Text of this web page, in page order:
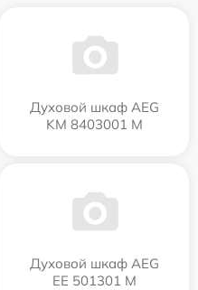
Духовой шкаф AEG
KM 8403001 M
Духовой шкаф AEG
EE 501301 M